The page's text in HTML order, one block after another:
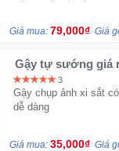
Giá mua: 79,000₫ Giá
Gậy tự sướng giá
3
Gậy chụp ảnh xi sắt
dễ dàng
Giá mua: 35,000₫ Giá